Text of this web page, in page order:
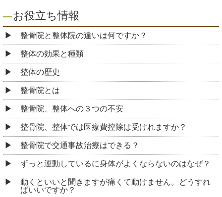
お役立ち情報
整骨院と整体院の違いは何ですか？
整体の効果と種類
整体の歴史
整骨院とは
整骨院、整体への３つの不安
整骨院、整体では医療費控除は受けれますか？
整骨院で交通事故治療はできる？
ずっと運動しているに身体がよくならないのはなぜ？
動くといいと聞きますが痛くて動けません。どうすれ
ばいいですか？